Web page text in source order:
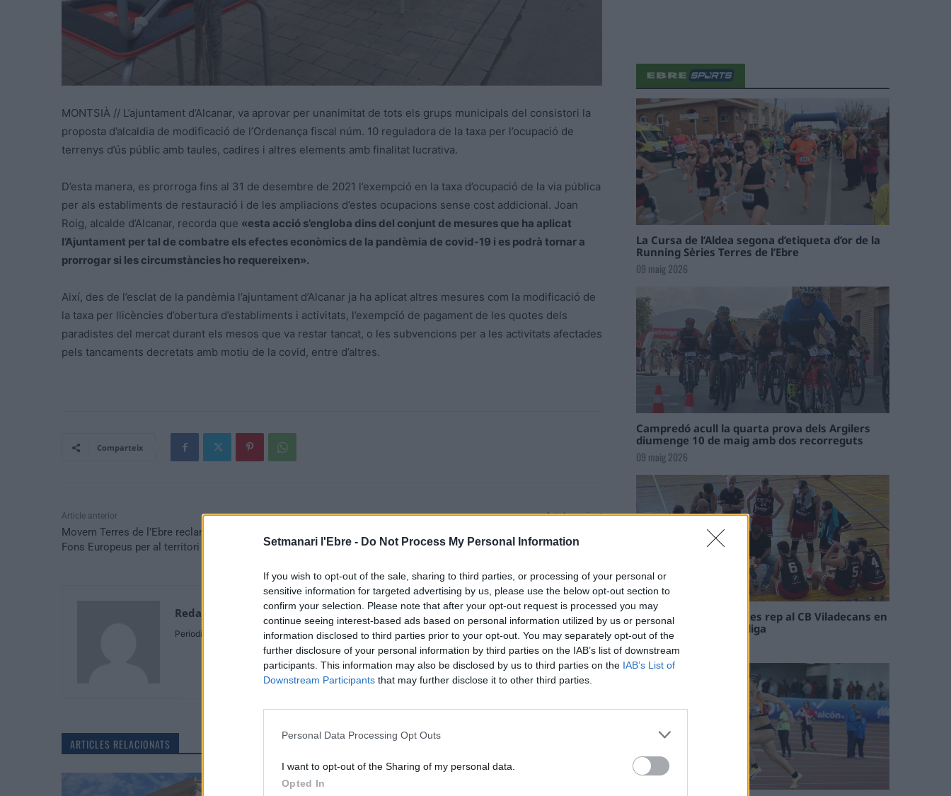
Setmanari l'Ebre - Do Not Process My Personal Information
If you wish to opt-out of the sale, sharing to third parties, or processing of your personal or
sensitive information for targeted advertising by us, please use the below opt-out section to
confirm your selection. Please note that after your opt-out request is processed you may
continue seeing interest-based ads based on personal information utilized by us or personal
information disclosed to third parties prior to your opt-out. You may separately opt-out of the
further disclosure of your personal information by third parties on the IAB’s list of downstream
participants. This information may also be disclosed by us to third parties on the IAB’s List of
Downstream Participants that may further disclose it to other third parties.
Personal Data Processing Opt Outs
I want to opt-out of the Sharing of my personal data.
Opted In
MONTSIÀ // L’ajuntament d’Alcanar, va aprovar per unanimitat de tots els grups municipals del consistori la
proposta d’alcaldia de modificació de l’Ordenança fiscal núm. 10 reguladora de la taxa per l’ocupació de
terrenys d’ús públic amb taules, cadires i altres elements amb finalitat lucrativa.
D’esta manera, es prorroga fins al 31 de desembre de 2021 l’exempció en la taxa d’ocupació de la via pública
per als establiments de restauració i de les ampliacions d’estes ocupacions sense cost addicional. Joan
Roig, alcalde d’Alcanar, recorda que «esta acció s’engloba dins del conjunt de mesures que ha aplicat
l’Ajuntament per tal de combatre els efectes econòmics de la pandèmia de covid-19 i es podrà tornar a
prorrogar si les circumstàncies ho requereixen».
Així, des de l’esclat de la pandèmia l’ajuntament d’Alcanar ja ha aplicat altres mesures com la modificació de
la taxa per llicències d’obertura d’establiments i activitats, l’exempció de pagament de les quotes dels
paradistes del mercat durant els mesos que va restar tancat, o les subvencions per a les activitats afectades
pels tancaments decretats amb motiu de la covid, entre d’altres.
Comparteix
Article anterior
Movem Terres de l’Ebre reclama accions per captar
Fons Europeus per al territori
Article següent
Emma per donar a conéixer el càncer de mama
Redaccio
Periodistes
ARTICLES RELACIONATS
La Cursa de l’Aldea segona d’etiqueta d’or de la
Running Sèries Terres de l’Ebre
09 maig 2026
Campredó acull la quarta prova dels Argilers
diumenge 10 de maig amb dos recorreguts
09 maig 2026
El Cantaires amb baixes rep al CB Viladecans en
el tram decisiu de la lliga
09 maig 2026